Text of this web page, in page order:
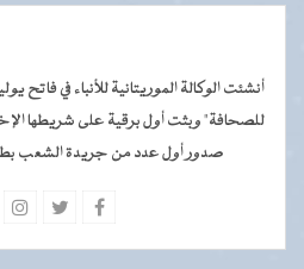
للصحافة" وبثت أول برقية على شريطها
صدور أول عدد من جريدة الشعب